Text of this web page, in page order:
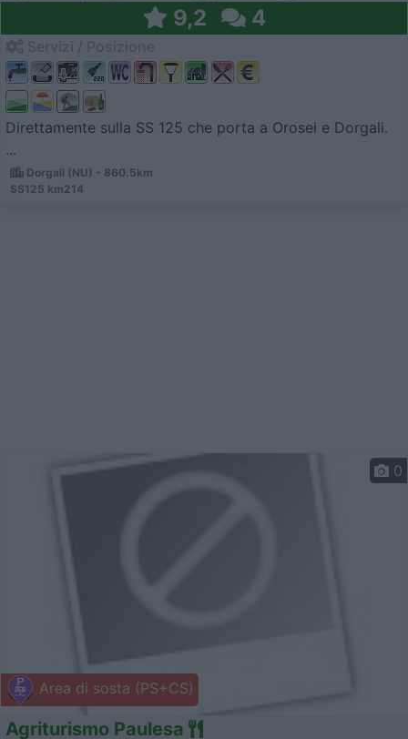
9,2 4
Direttamente sulla SS 125 che porta a Orosei e Dorgali.
...
Dorgali (NU) - 860.5km
SS125 km214
Area di sosta (PS+CS)
0
Agriturismo Paulesa